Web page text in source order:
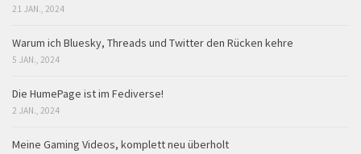
21 JAN., 2024
Warum ich Bluesky, Threads und Twitter den Rücken kehre
5 JAN., 2024
Die HumePage ist im Fediverse!
2 JAN., 2024
Meine Gaming Videos, komplett neu überholt